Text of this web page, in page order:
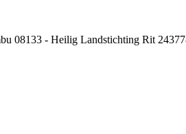
08133 - Heilig Landstichting Rit